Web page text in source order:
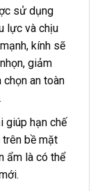
sử dụng
lực và chịu
kính sẽ
giảm
an toàn
giúp hạn chế
bề mặt
ẩm là có thể